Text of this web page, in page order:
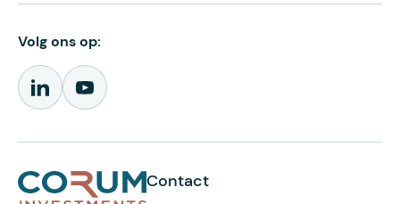
Volg ons op:
Contact